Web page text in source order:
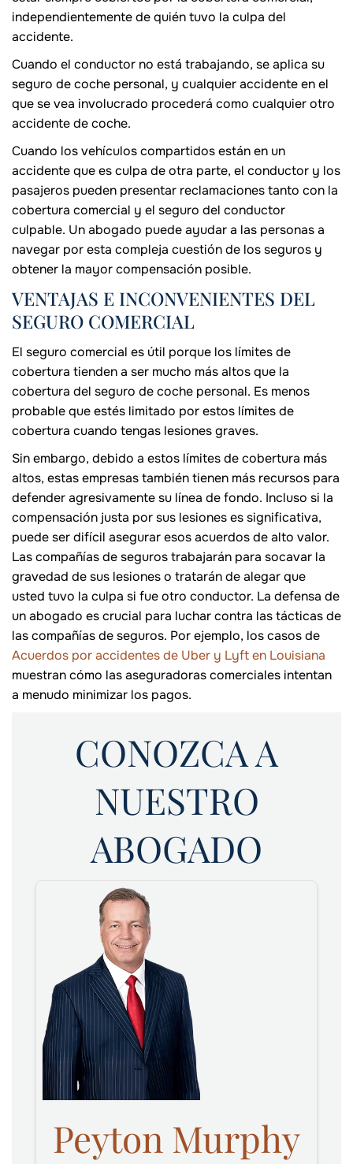
independientemente de quién tuvo la culpa del
accidente.
Cuando el conductor no está trabajando, se aplica su
seguro de coche personal, y cualquier accidente en el
que se vea involucrado procederá como cualquier otro
accidente de coche.
Cuando los vehículos compartidos están en un
accidente que es culpa de otra parte, el conductor y los
pasajeros pueden presentar reclamaciones tanto con la
cobertura comercial y el seguro del conductor
culpable. Un abogado puede ayudar a las personas a
navegar por esta compleja cuestión de los seguros y
obtener la mayor compensación posible.
VENTAJAS E INCONVENIENTES DEL
SEGURO COMERCIAL
El seguro comercial es útil porque los límites de
cobertura tienden a ser mucho más altos que la
cobertura del seguro de coche personal. Es menos
probable que estés limitado por estos límites de
cobertura cuando tengas lesiones graves.
Sin embargo, debido a estos límites de cobertura más
altos, estas empresas también tienen más recursos para
defender agresivamente su línea de fondo. Incluso si la
compensación justa por sus lesiones es significativa,
puede ser difícil asegurar esos acuerdos de alto valor.
Las compañías de seguros trabajarán para socavar la
gravedad de sus lesiones o tratarán de alegar que
usted tuvo la culpa si fue otro conductor. La defensa de
un abogado es crucial para luchar contra las tácticas de
las compañías de seguros. Por ejemplo, los casos de
Acuerdos por accidentes de Uber y Lyft en Louisiana
muestran cómo las aseguradoras comerciales intentan
a menudo minimizar los pagos.
CONOZCA A
NUESTRO
ABOGADO
Peyton Murphy